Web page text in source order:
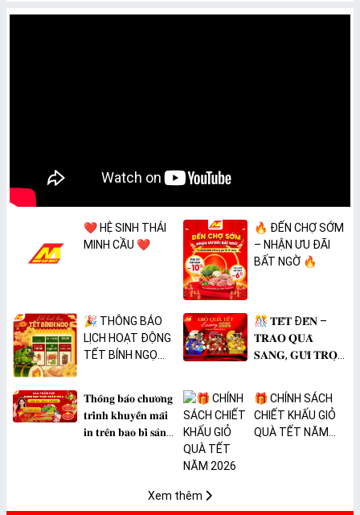
❤️ HỆ SINH THÁI
MINH CẦU ❤️
🔥 ĐẾN CHỢ SỚM
– NHẬN ƯU ĐÃI
BẤT NGỜ 🔥
🎉 THÔNG BÁO
LỊCH HOẠT ĐỘNG
TẾT BÍNH NGỌ
🎊 𝐓𝐄̂́𝐓 Đ𝐄̂́𝐍 –
𝐓𝐑𝐀𝐎 𝐐𝐔𝐀̀
𝐒𝐀𝐍𝐆, 𝐆𝐔̛̉𝐈 𝐓𝐑𝐎̣𝐍
𝐓𝐡𝐨̂𝐧𝐠 𝐛𝐚́𝐨 𝐜𝐡𝐮̛𝐨̛𝐧𝐠
𝐭𝐫𝐢̀𝐧𝐡 𝐤𝐡𝐮𝐲𝐞̂́𝐧 𝐦𝐚̃𝐢
𝐢𝐧 𝐭𝐫𝐞̂𝐧 𝐛𝐚𝐨 𝐛𝐢̀ 𝐬𝐚̉𝐧
🎁 CHÍNH SÁCH
CHIẾT KHẤU GIỎ
QUÀ TẾT NĂM
Xem thêm